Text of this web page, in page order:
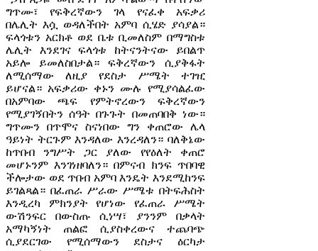
ግጥሙ፣ የፍቅረኛውን ገላ የናፈቀ አፍቃሪ
በሌሊት እሷ ወዳለችበት አምባ ሲሄድ ያሳያል።
ፍላጎቱን አርክቶ ወደ ቤቱ ቢመለስም በማግስቱ
ሌሊት እንደገና ፍላጎቱ ከትናንትናው ይበልጥ
አይሎ ይመለስበታል። ፍቅረኛውን ሲያቅፋት
ለሚሰማው ለዚያ የደስታ ሥሜት ተገዢ
ይሆናል። አፍቃሪው ቀኑን ሙሉ የሚያሳልፈው
በአምባው ጫፍ የምትኖረውን ፍቅረኛውን
የሚያገኝበትን ሰዓት በጉጉት በመጠባበቅ ነው።
ግጥሙን በጥሞና ስናነበው ግን ቀጠሮው ሌላ
ዓይነት ትርጉም እንዳለው እንረዳለን። ባለቅኔው
ከጥበብ ንግሥት ጋር ያለው የየዕለት ቀጠሮ
መሆኑንም እንገነዘባለን። በምናብ ክንፍ ጥበባዊ
ችሎታው ወደ ጥበብ አምባ እንዴት እንደሚከንፍ
ይገልጻል። በፈጠራ ሥራው ሥሜቱ በትፍሕስት
እንዲረካ ምክንያት የሆነው የፈጠራ ሥሜት
ውሽንፍር በውስጡ ሲነሣ፣ ያንንም በቃላት
አማካኝነት ጠልፎ ሲያስቀረውና ተጨባጭ
ሲያደርገው የሚሰማውን ደስታና ዕርካታ